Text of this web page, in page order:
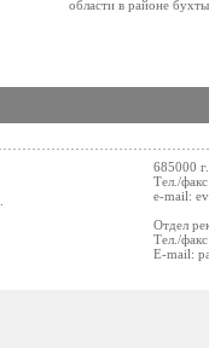
области в районе
685000
Тел./
e-mail:
Отдел
Тел./
E-mail: